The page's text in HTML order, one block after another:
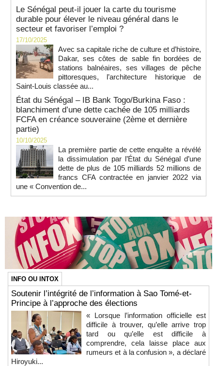
Le Sénégal peut-il jouer la carte du tourisme
durable pour élever le niveau général dans le
secteur et favoriser l’emploi ?
17/10/2025
Avec sa capitale riche de culture et d’histoire,
Dakar, ses côtes de sable fin bordées de
stations balnéaires, ses villages de pêche
pittoresques, l’architecture historique de
Saint-Louis classée au...
État du Sénégal – IB Bank Togo/Burkina Faso :
blanchiment d’une dette cachée de 105 milliards
FCFA en créance souveraine (2ème et dernière
partie)
10/10/2025
La première partie de cette enquête a révélé
la dissimulation par l’État du Sénégal d’une
dette de plus de 105 milliards 52 millions de
francs CFA contractée en janvier 2022 via
une « Convention de...
INFO OU INTOX
Soutenir l’intégrité de l’information à Sao Tomé-et-
Principe à l’approche des élections
« Lorsque l’information officielle est
difficile à trouver, qu’elle arrive trop
tard ou qu’elle est difficile à
comprendre, cela laisse place aux
rumeurs et à la confusion », a déclaré
Hiroyuki...